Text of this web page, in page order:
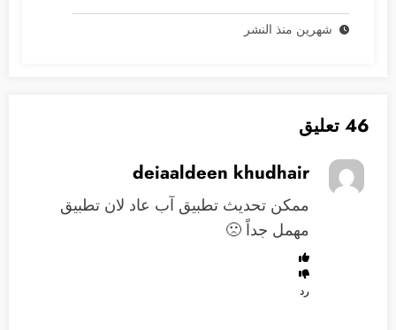
هو الحل
شهرين منذ النشر
46 تعليق
deiaaldeen khudhair
ممكن تحديث تطبيق آب عاد لان تطبيق
مهمل جداً 🙁
رد